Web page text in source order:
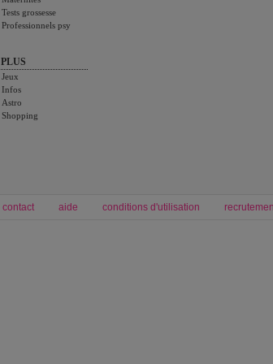
Tests grossesse
Professionnels psy
PLUS
Jeux
Infos
Astro
Shopping
contact aide conditions d'utilisation